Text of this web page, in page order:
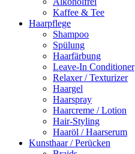
Kaffee & Tee
Haarpflege
Shampoo
Spülung
Haarfärbung
Leave-In Conditioner
Relaxer / Texturizer
Haargel
Haarspray
Haarcreme / Lotion
Hair-Styling
Haaröl / Haarserum
Kunsthaar / Perücken